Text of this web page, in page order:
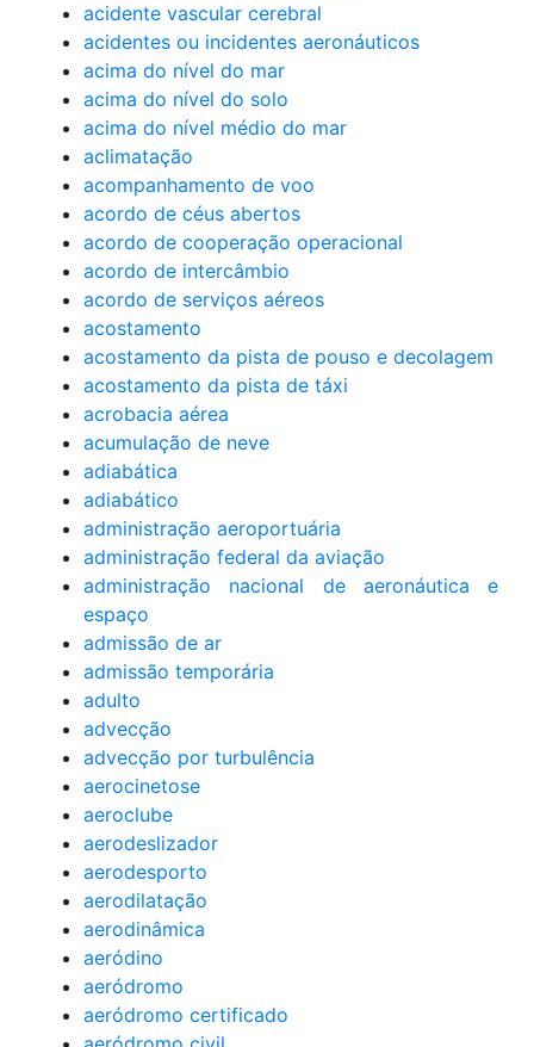
acidente vascular cerebral
acidentes ou incidentes aeronáuticos
acima do nível do mar
acima do nível do solo
acima do nível médio do mar
aclimatação
acompanhamento de voo
acordo de céus abertos
acordo de cooperação operacional
acordo de intercâmbio
acordo de serviços aéreos
acostamento
acostamento da pista de pouso e decolagem
acostamento da pista de táxi
acrobacia aérea
acumulação de neve
adiabática
adiabático
administração aeroportuária
administração federal da aviação
administração nacional de aeronáutica e
espaço
admissão de ar
admissão temporária
adulto
advecção
advecção por turbulência
aerocinetose
aeroclube
aerodeslizador
aerodesporto
aerodilatação
aerodinâmica
aeródino
aeródromo
aeródromo certificado